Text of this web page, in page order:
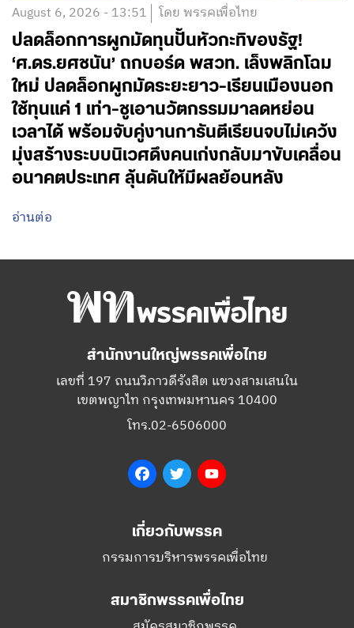
August 6, 2026 - 13:51 โดย พรรคเพื่อไทย
ปลดล็อกการผูกมัดทุนปั้นหัวกะทิของรัฐ!
‘ศ.ดร.ยศชนัน’ ถกบอร์ด พสวท. เล็งพลิกโฉม
ใหม่ ปลดล็อกผูกมัดระยะยาว-เรียนเมืองนอก
ใช้ทุนแค่ 1 เท่า-ชูเอานวัตกรรมมาลดหย่อน
เวลาได้ พร้อมจับคู่งานการันตีเรียนจบไม่เคว้ง
มุ่งสร้างระบบนิเวศดึงคนเก่งกลับมาขับเคลื่อน
อนาคตประเทศ ลุ้นดันให้มีผลย้อนหลัง
อ่านต่อ
สำนักงานใหญ่พรรคเพื่อไทย
เลขที่ 197 ถนนวิภาวดีรังสิต แขวงสามเสนใน
เขตพญาไท กรุงเทพมหานคร 10400
โทร.02-6506000
FacebookTwitter
เกี่ยวกับพรรค
กรรมการบริหารพรรคเพื่อไทย
สมาชิกพรรคเพื่อไทย